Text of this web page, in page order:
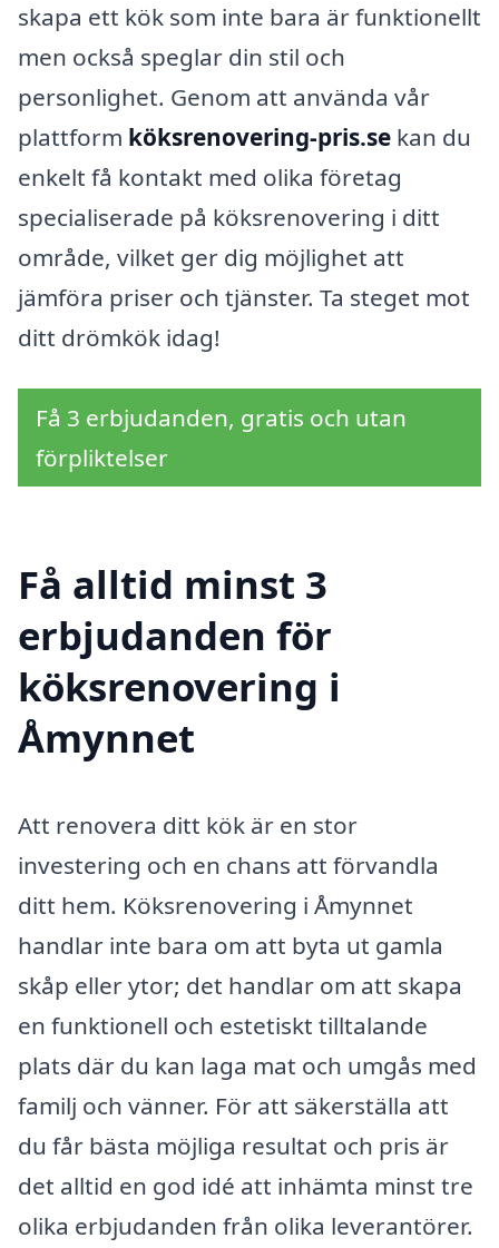
skapa ett kök som inte bara är funktionellt
men också speglar din stil och
personlighet. Genom att använda vår
plattform köksrenovering-pris.se kan du
enkelt få kontakt med olika företag
specialiserade på köksrenovering i ditt
område, vilket ger dig möjlighet att
jämföra priser och tjänster. Ta steget mot
ditt drömkök idag!
Få 3 erbjudanden, gratis och utan
förpliktelser
Få alltid minst 3
erbjudanden för
köksrenovering i
Åmynnet
Att renovera ditt kök är en stor
investering och en chans att förvandla
ditt hem. Köksrenovering i Åmynnet
handlar inte bara om att byta ut gamla
skåp eller ytor; det handlar om att skapa
en funktionell och estetiskt tilltalande
plats där du kan laga mat och umgås med
familj och vänner. För att säkerställa att
du får bästa möjliga resultat och pris är
det alltid en god idé att inhämta minst tre
olika erbjudanden från olika leverantörer.